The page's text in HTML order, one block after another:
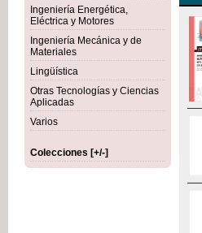
Ingeniería Energética,
Eléctrica y Motores
Ingeniería Mecánica y de
Materiales
Lingüística
Otras Tecnologías y Ciencias
Aplicadas
Varios
Colecciones [+/-]